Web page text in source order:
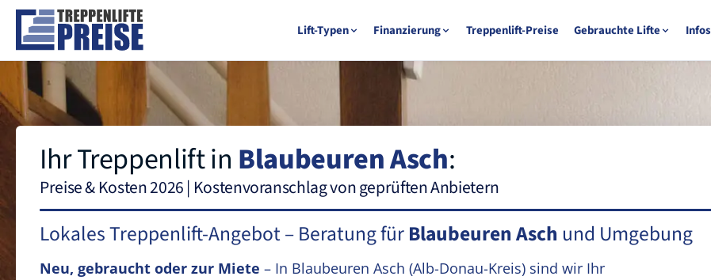
Lift-Typen Finanzierung Treppenlift-Preise Gebrauchte Lifte Infos
Ihr Treppenlift in Blaubeuren Asch:
Preise & Kosten 2026 | Kostenvoranschlag von geprüften Anbietern
Lokales Treppenlift-Angebot – Beratung fürBlaubeuren Asch und Umgebung
Neu, gebraucht oder zur Miete – In Blaubeuren Asch (Alb-Donau-Kreis) sind wir Ihr